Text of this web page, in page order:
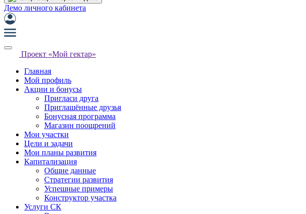
Демо личного кабинета
Проект «Мой гектар»
Главная
Мой профиль
Акции и бонусы
Пригласи друга
Приглашённые друзья
Бонусная программа
Магазин поощрений
Мои участки
Цели и задачи
Мои планы развития
Капитализация
Общие данные
Стратегии развития
Успешные примеры
Конструктор участка
Услуги СК